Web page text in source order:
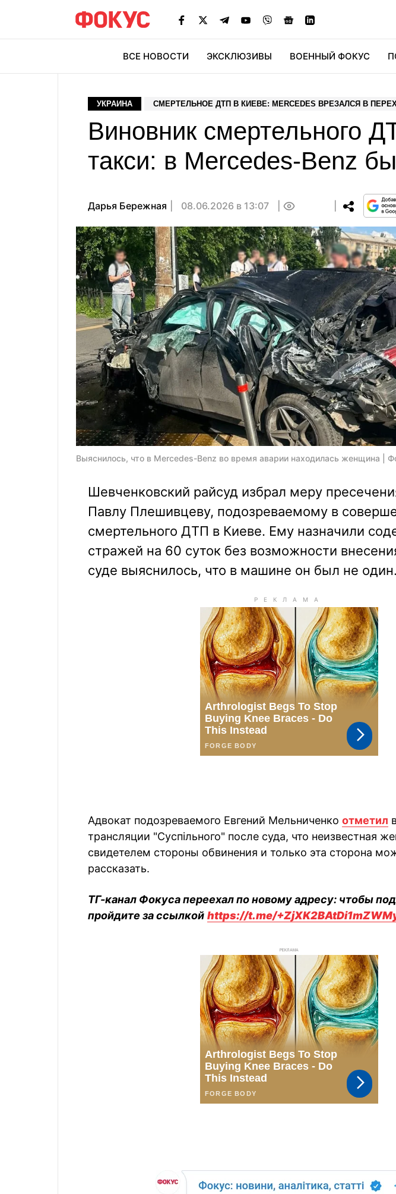
ВСЕ НОВОСТИ ЭКСКЛЮЗИВЫ ВОЕННЫЙ ФОКУС
УКРАИНА СМЕРТЕЛЬНОЕ ДТП В КИЕВЕ: MERCEDES ВРЕЗАЛСЯ В
Виновник смертельного
такси: в Mercedes-Benz
Дарья Бережная 08.06.2026 в 13:07
Выяснилось, что в Mercedes-Benz во время аварии находилась женщина |
Шевченковский райсуд избрал меру
Павлу Плешивцеву, подозреваемому в
смертельного ДТП в Киеве. Ему назначили
стражей на 60 суток без возможности
суде выяснилось, что в машине он был не один.
Адвокат подозреваемого Евгений Мельниченко отметил
трансляции "Суспільного" после суда, что неизвестная
свидетелем стороны обвинения и только эта сторона
рассказать.
ТГ-канал Фокуса переехал по новому адресу: чтобы
пройдите за ссылкой https://t.me/
РЕКЛАМА